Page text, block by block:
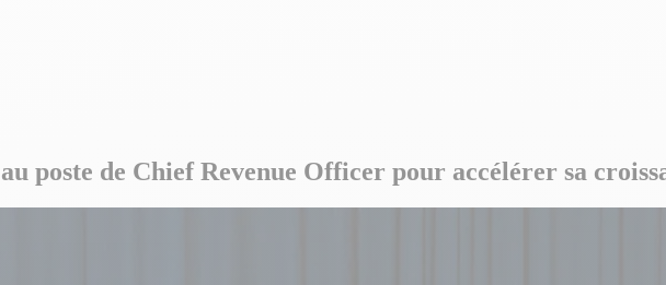
poste de Chief Revenue Officer pour accélérer sa